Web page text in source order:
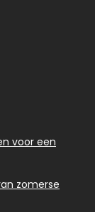
voor een
zomerse